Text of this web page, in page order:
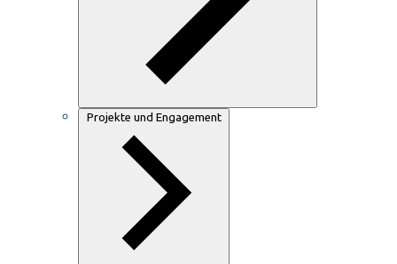
Projekte und Engagement